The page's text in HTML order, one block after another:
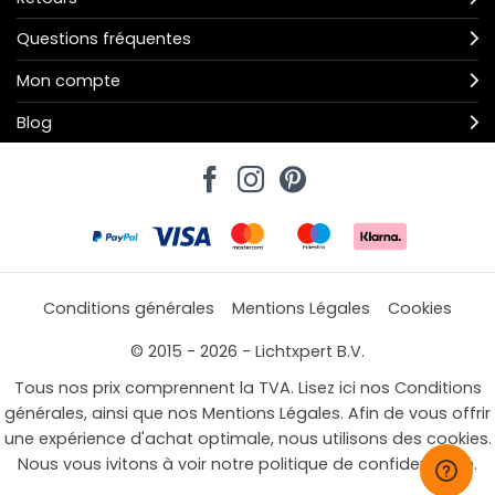
Questions fréquentes
Mon compte
Blog
Conditions générales Mentions Légales
Cookies
© 2015 - 2026 - Lichtxpert B.V.
Tous nos prix comprennent la TVA. Lisez ici nos Conditions
générales, ainsi que nos Mentions Légales. Afin de vous offrir
une expérience d'achat optimale, nous utilisons des cookies.
Nous vous ivitons à voir notre politique de confidentialité.